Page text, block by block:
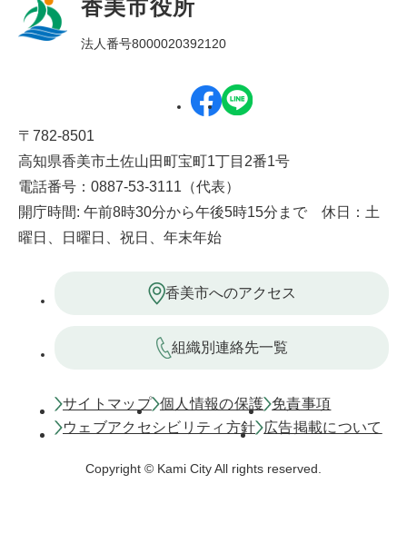
香美市役所
法人番号8000020392120
〒782-8501
高知県香美市土佐山田町宝町1丁目2番1号
電話番号：0887-53-3111（代表）
開庁時間: 午前8時30分から午後5時15分まで 休日：土
曜日、日曜日、祝日、年末年始
香美市へのアクセス
組織別連絡先一覧
サイトマップ 個人情報の保護 免責事項
ウェブアクセシビリティ方針
広告掲載について
Copyright © Kami City All rights reserved.